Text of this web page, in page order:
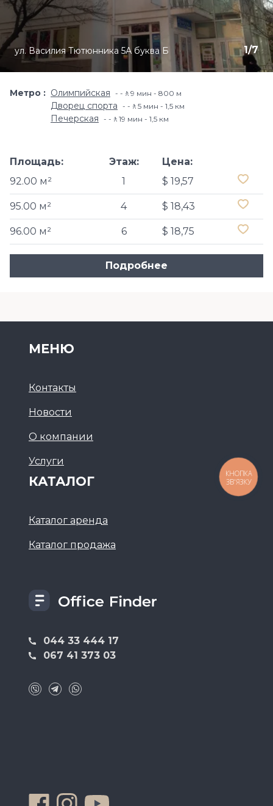
1/7
ул. Василия Тютюнника 5А буква Б
Метро Олимпийская -🚶9 мин - 800 м
Дворец спорта -🚶5 мин - 1,5 км
Печерская -🚶19 мин - 1,5 км
Площадь:
92.00 м²
Этаж:
1
Цена:
$ 19,57
95.00 м² 4 $ 18,43
96.00 м² 6 $ 18,75
Подробнее
044 33 444 17
067 41 373 03
МЕНЮ
Контакты
Новости
О компании
Услуги
КАТАЛОГ
Каталог аренда
Каталог продажа
КНОПКА
ЗВ'ЯЗКУ